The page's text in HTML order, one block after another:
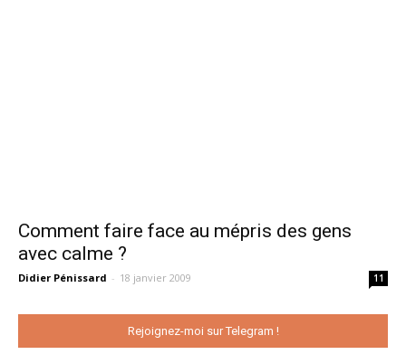
Comment faire face au mépris des gens
avec calme ?
Didier Pénissard - 18 janvier 2009 11
Rejoignez-moi sur Telegram !